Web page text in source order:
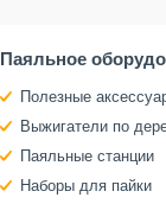
Паяльное
Полезные
Выжигатели по
Паяльные станции
Наборы для пайки